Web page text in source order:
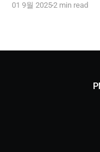
network systems,
01 9월 20252 min read